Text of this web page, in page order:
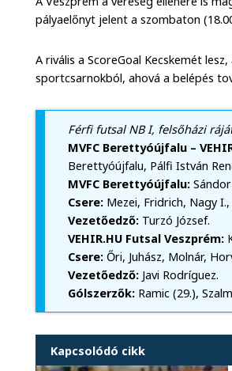
pályaelőnyt jelent a szombaton
A rivális a ScoreGoal Kecskemét
sportcsarnokból, ahová a belépés
Férfi futsal NB I, felsőházi
MVFC Berettyóújfalu –
Berettyóújfalu, Pálfi István
MVFC Berettyóújfalu:Sándor
Csere:Mezei, Fridrich, Nagy I.,
Vezetőedző: Turzó József.
VEHIR.HU Futsal Veszprém:
Csere:Őri, Juhász, Molnár,
Vezetőedző: Javi Rodríguez.
Gólszerzők:Ramic (29.),
Kapcsolódó cikk